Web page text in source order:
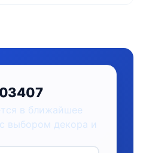
в ближайшее
выбором декора и